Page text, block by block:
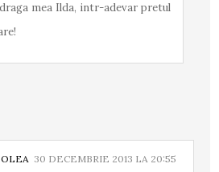
mea Ilda, intr-adevar pretul
30 DECEMBRIE 2013 LA 20:55